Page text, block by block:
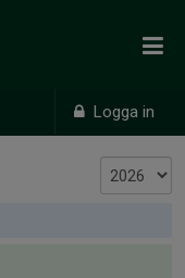
Logga in